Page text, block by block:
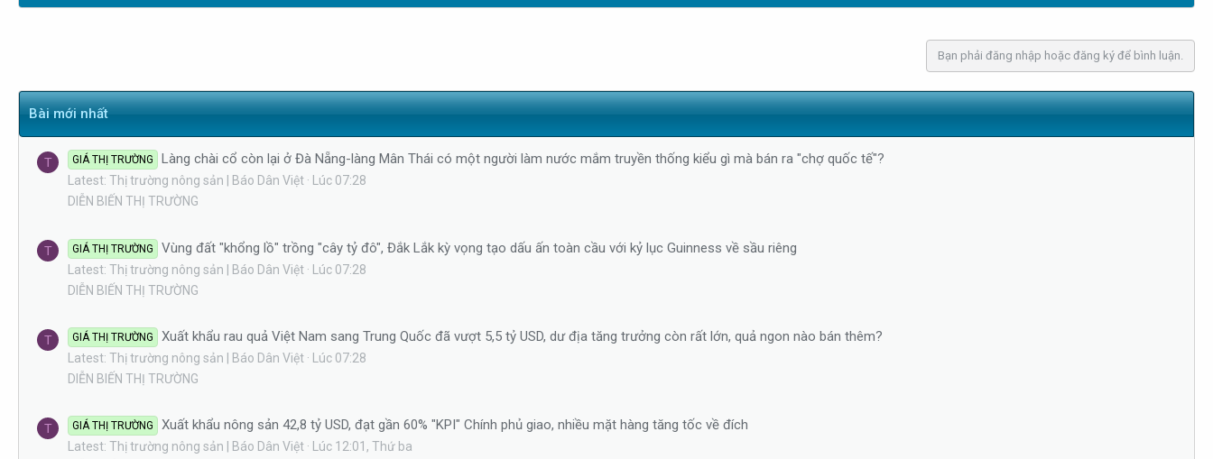
Bạn phải đăng nhập hoặc đăng ký để bình luận.
Bài mới nhất
T GIÁ THỊ TRƯỜNG Làng chài cổ còn lại ở Đà Nẵng-làng Mân Thái có một người làm nước mắm truyền thống kiểu gì mà bán ra "chợ quốc tế"?
Latest: Thị trường nông sản | Báo Dân Việt
Lúc 07:28
DIỄN BIẾN THỊ TRƯỜNG
T GIÁ THỊ TRƯỜNG Vùng đất "khổng lồ" trồng "cây tỷ đô", Đắk Lắk kỳ vọng tạo dấu ấn toàn cầu với kỷ lục Guinness về sầu riêng
Latest: Thị trường nông sản | Báo Dân Việt
Lúc 07:28
DIỄN BIẾN THỊ TRƯỜNG
T GIÁ THỊ TRƯỜNG Xuất khẩu rau quả Việt Nam sang Trung Quốc đã vượt 5,5 tỷ USD, dư địa tăng trưởng còn rất lớn, quả ngon nào bán thêm?
Latest: Thị trường nông sản | Báo Dân Việt
Lúc 07:28
DIỄN BIẾN THỊ TRƯỜNG
T GIÁ THỊ TRƯỜNG Xuất khẩu nông sản 42,8 tỷ USD, đạt gần 60% "KPI" Chính phủ giao, nhiều mặt hàng tăng tốc về đích
Latest: Thị trường nông sản | Báo Dân Việt
Lúc 12:01, Thứ ba